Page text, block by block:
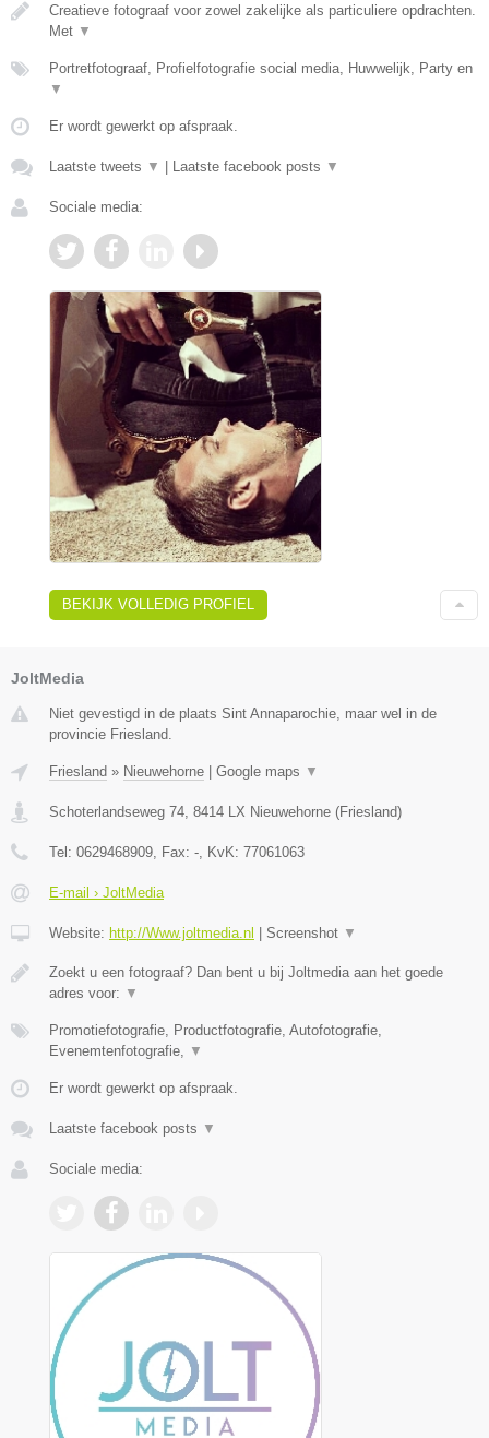
Creatieve fotograaf voor zowel zakelijke als particuliere opdrachten.
Met ▼
Portretfotograaf, Profielfotografie social media, Huwwelijk, Party en
▼
Er wordt gewerkt op afspraak.
Laatste tweets ▼ | Laatste facebook posts ▼
Sociale media:
BEKIJK VOLLEDIG PROFIEL
JoltMedia
Niet gevestigd in de plaats Sint Annaparochie, maar wel in de
provincie Friesland.
Friesland » Nieuwehorne | Google maps ▼
Schoterlandseweg 74 8414 LX Nieuwehorne (Friesland)
Tel: 0629468909 , Fax: - , KvK: 77061063
E-mail › JoltMedia
Website: http://Www.joltmedia.nl | Screenshot ▼
Zoekt u een fotograaf? Dan bent u bij Joltmedia aan het goede
adres voor: ▼
Promotiefotografie, Productfotografie, Autofotografie,
Evenemtenfotografie,
▼
Er wordt gewerkt op afspraak.
Laatste facebook posts ▼
Sociale media: